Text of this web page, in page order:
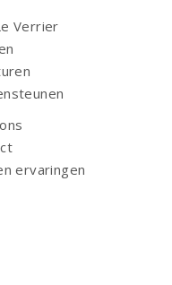
Verrier
ervaringen